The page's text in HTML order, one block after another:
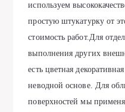
используем
простую штукатурку от
стоимость работ.Для
выполнения других
есть цветная
неводной основе. Для
поверхностей мы